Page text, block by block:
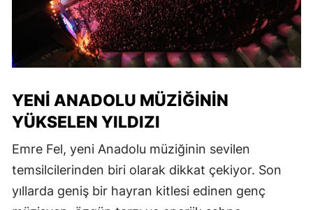
YENI ANADOLU MÜZIĞININ
YÜKSELEN YILDIZI
Emre Fel, yeni Anadolu müziğinin sevilen
temsilcilerinden biri olarak dikkat çekiyor. Son
yıllarda geniş bir hayran kitlesi edinen genç